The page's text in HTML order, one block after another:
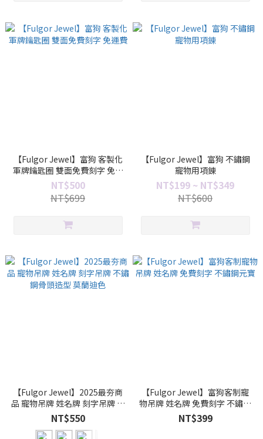
【Fulgor Jewel】富狗 客製化
軍牌鑰匙圈 雙面免費刻字 免運
費
NT$500
NT$699
【Fulgor Jewel】富狗 不鏽鋼
寵物用項錬
NT$199 ~ NT$349
NT$600
【Fulgor Jewel】2025最夯商
品 寵物吊牌 姓名牌 刻字吊牌 不
鏽鋼骨頭造型 莫蘭迪色
NT$550
【Fulgor Jewel】富狗客制寵
物吊牌 姓名牌 免費刻字 不鏽鋼
元寶
NT$399